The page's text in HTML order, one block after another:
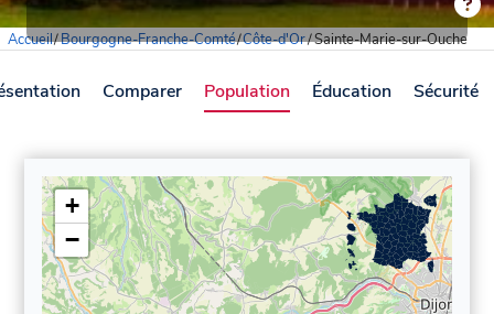
Accueil/Bourgogne-Franche-Comté/Côte-d'Or/Sainte-Marie-sur-Ouche
Comparer Population Éducation Sécurité
+
−